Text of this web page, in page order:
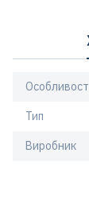
Тип
Виробник